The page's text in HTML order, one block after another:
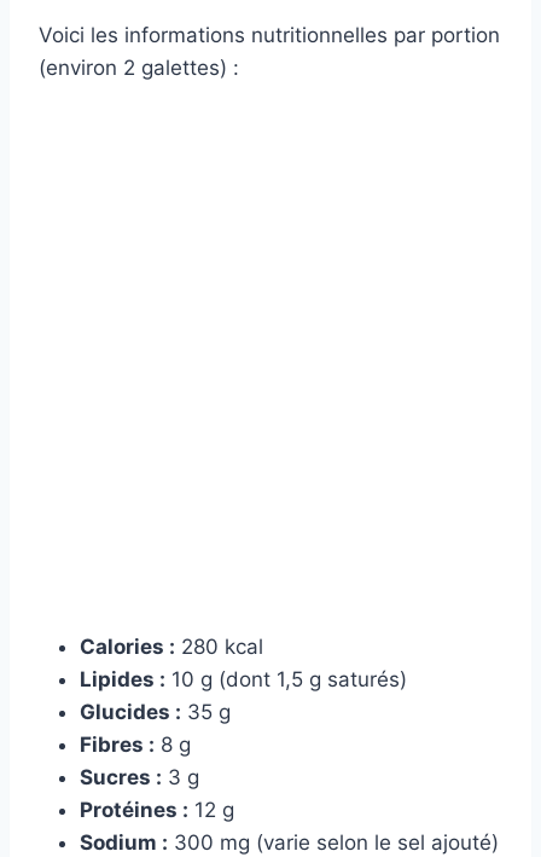
Voici les informations nutritionnelles par portion
(environ 2 galettes) :
Calories : 280 kcal
Lipides : 10 g (dont 1,5 g saturés)
Glucides : 35 g
Fibres : 8 g
Sucres : 3 g
Protéines : 12 g
Sodium : 300 mg (varie selon le sel ajouté)